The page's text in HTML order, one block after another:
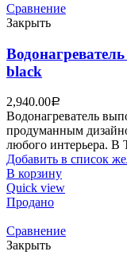
Сравнение
Закрыть
black
2,940.00Р
Водонагреватель
продуманным
любого интерьера. В
Добавить в список
В корзину
Quick view
Продано
Сравнение
Закрыть